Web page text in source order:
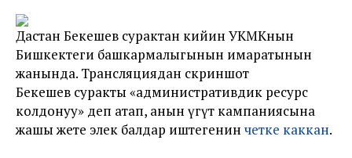
Дастан Бекешев сурактан кийин УКМКнын
Бишкектеги башкармалыгынын имаратынын
жанында. Трансляциядан скриншот
Бекешев суракты «административдик ресурс
колдонуу» деп атап, анын үгүт кампаниясына
жашы жете элек балдар иштегенин четке каккан.